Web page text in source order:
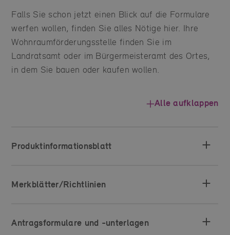
Falls Sie schon jetzt einen Blick auf die Formulare
werfen wollen, finden Sie alles Nötige hier. Ihre
Wohnraumförderungsstelle finden Sie im
Landratsamt oder im Bürgermeisteramt des Ortes,
in dem Sie bauen oder kaufen wollen.
Alle aufklappen
Produktinformationsblatt
Merkblätter/Richtlinien
Antragsformulare und -unterlagen